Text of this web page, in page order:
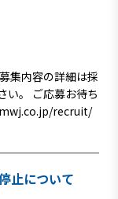
集内容の詳細は採
い。 ご応募お待ち
recruit/
止について